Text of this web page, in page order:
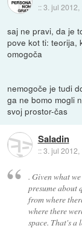
::3. jul 2012,
saj ne pravi, da je
pove kot ti: teorija,
omogoča
nemogoče je tudi
ga ne bomo mogli
svoj prostor-čas
Saladin
::3. jul 2012,
. Given what
presume about
from where
where there
space. That's